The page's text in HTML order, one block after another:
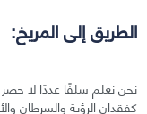
الطريق إلى المريخ:
نحن نعلم سلفًا عددًا لا
كفقدان الرؤية والسرطان